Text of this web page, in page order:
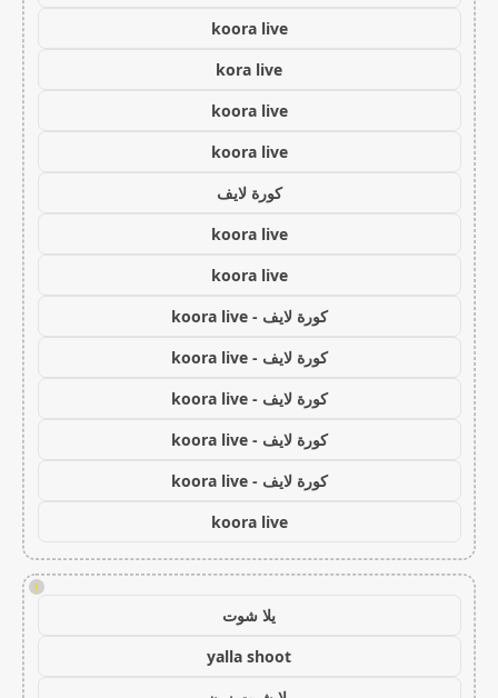
koora live
kora live
koora live
koora live
كورة لايف
koora live
koora live
كورة لايف - koora live
كورة لايف - koora live
كورة لايف - koora live
كورة لايف - koora live
كورة لايف - koora live
koora live
!
يلا شوت
yalla shoot